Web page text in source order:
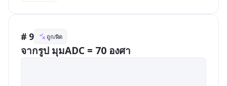
# 9 ถูก/ผิด
จากรูป มุมADC = 70 องศา